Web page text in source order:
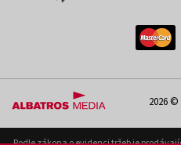
2026 ©
Podle zákona o evidenci tržeb je